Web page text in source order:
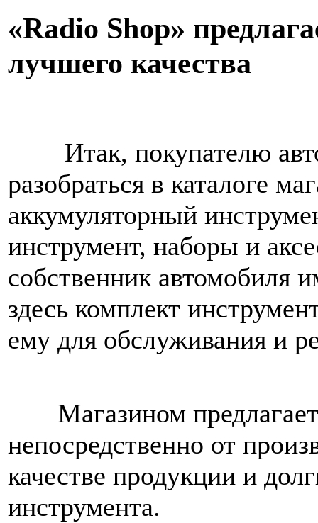
«Radio Shop»
лучшего качества
Итак, покупателю
разобраться в каталоге
аккумуляторный
инструмент, наборы и
собственник автомобиля
здесь комплект
ему для обслуживания и
Магазином
непосредственно от
качестве продукции и
инструмента.